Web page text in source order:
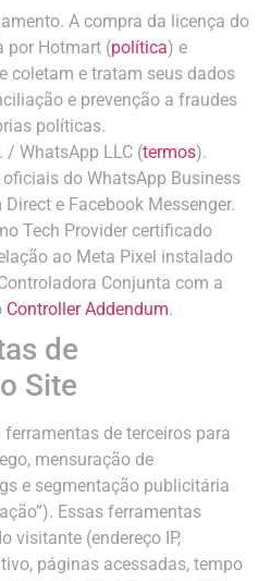
A compra da licença do
por Hotmart (política) e
coletam e tratam seus dados
e prevenção a fraudes
políticas.
/ WhatsApp LLC (termos).
do WhatsApp Business
e Facebook Messenger.
Tech Provider certificado
ao Meta Pixel instalado
Conjunta com a
Controller Addendum.
de
Site
de terceiros para
mensuração de
e segmentação publicitária
Essas ferramentas
visitante (endereço IP,
páginas acessadas, tempo